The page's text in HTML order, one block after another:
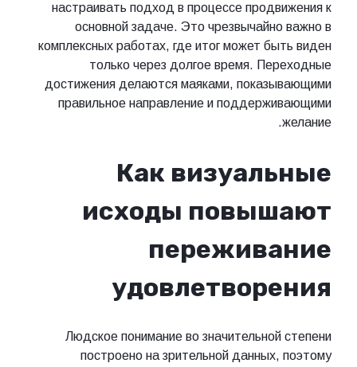
настраивать подход в процессе продвижения к
основной задаче. Это чрезвычайно важно в
комплексных работах, где итог может быть виден
только через долгое время. Переходные
достижения делаются маяками, показывающими
правильное направление и поддерживающими
желание.
Как визуальные
исходы повышают
переживание
удовлетворения
Людское понимание во значительной степени
построено на зрительной данных, поэтому